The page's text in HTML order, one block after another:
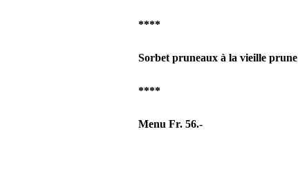
****
Sorbet pruneaux à la vieille prune
****
Menu Fr. 56.-